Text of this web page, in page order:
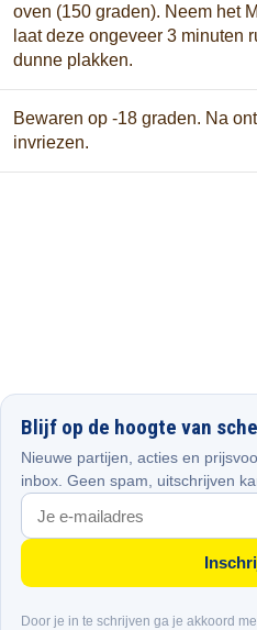
oven (150 graden). Neem het
laat deze ongeveer 3 minuten
dunne plakken.
Bewaren op -18 graden. Na
invriezen.
Blijf op de hoogte van
Nieuwe partijen, acties en
inbox. Geen spam, uitschrijven
Door je in te schrijven ga je akkoord